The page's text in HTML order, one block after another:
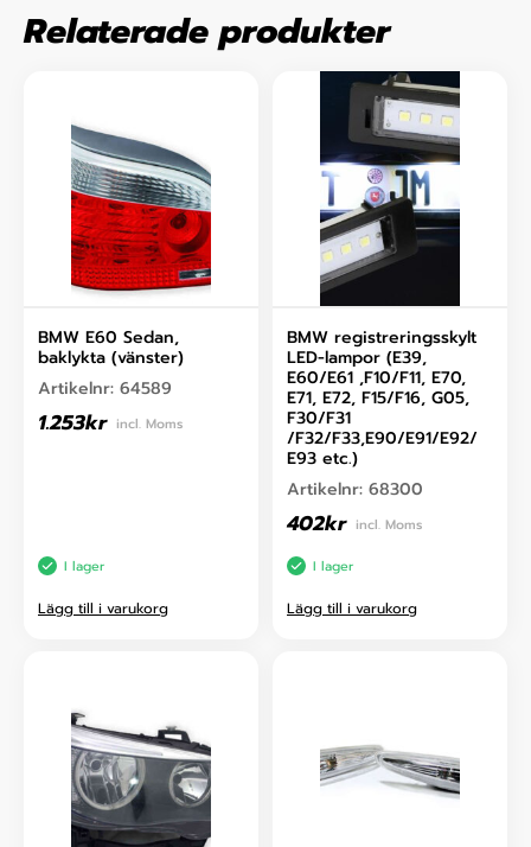
Relaterade produkter
BMW E60 Sedan,
baklykta (vänster)
Artikelnr: 64589
1.253kr incl. Moms
I lager
Lägg till i varukorg
BMW registreringsskylt
LED-lampor (E39,
E60/E61 ,F10/F11, E70,
E71, E72, F15/F16, G05,
F30/F31
/F32/F33,E90/E91/E92/
E93 etc.)
Artikelnr: 68300
402kr incl. Moms
I lager
Lägg till i varukorg